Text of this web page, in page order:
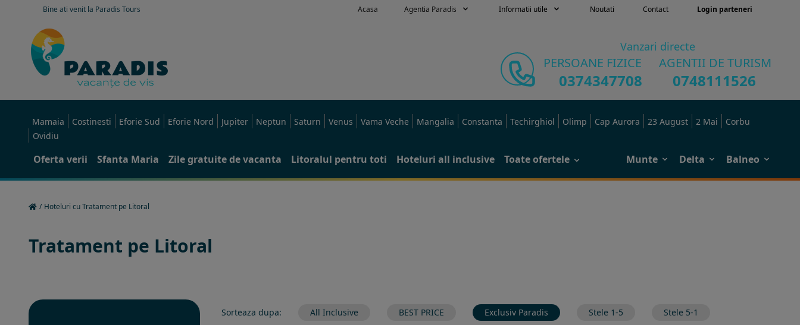
Bine ati venit la Paradis Tours Acasa Agentia Paradis Informatii utile Noutati Contact Login parteneri
Vanzari directe
PERSOANE FIZICE AGENTII DE TURISM
0374347708 0748111526
Mamaia Costinesti Eforie Sud Eforie Nord Jupiter Neptun Saturn Venus Vama Veche Mangalia Constanta Techirghiol Olimp Cap Aurora 23 August 2 Mai
Corbu
Ovidiu
Oferta verii Sfanta Maria Zile gratuite de vacanta Litoralul pentru toti Hoteluri all inclusive Toate ofertele Munte Delta Balneo
/ Hoteluri cu Tratament pe Litoral
Tratament pe Litoral
Sorteaza dupa: All Inclusive BEST PRICE Exclusiv Paradis Stele 1-5 Stele 5-1